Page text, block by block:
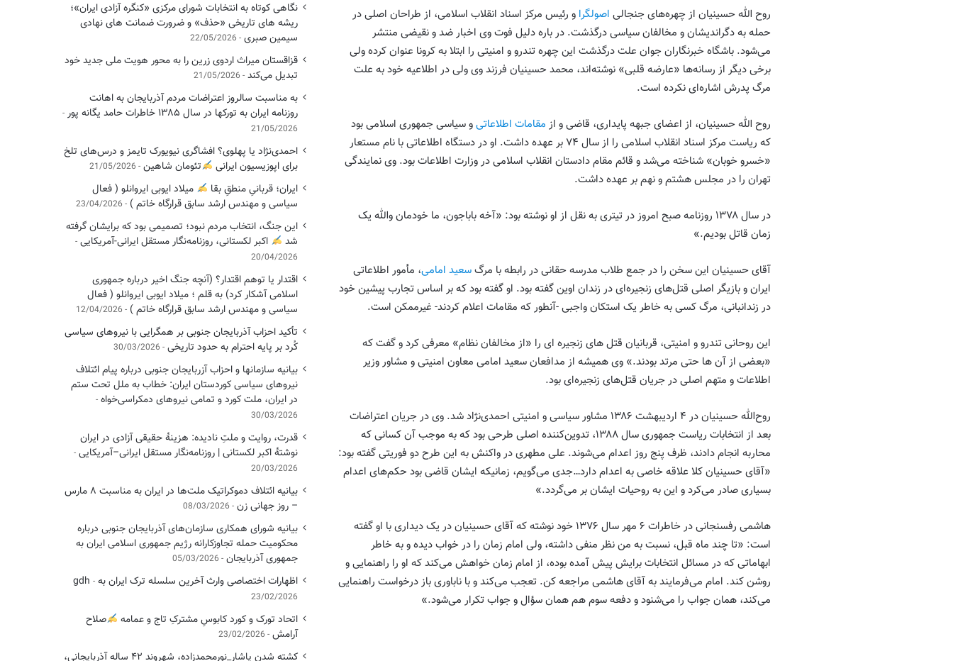
روح الله حسینیان از چهره‌های جنجالی اصولگرا و رئیس مرکز اسناد انقلاب اسلامی، از طراحان اصلی در
حمله به دگراندیشان و مخالفان سیاسی درگذشت. در باره دلیل فوت وی اخبار ضد و نقیضی منتشر
می‌شود. باشگاه خبرنگاران جوان علت درگذشت این چهره تندرو و امنیتی را ابتلا به کرونا عنوان کرده ولی
برخی دیگر از رسانه‌ها «عارضه قلبی» نوشته‌اند، محمد حسینیان فرزند وی ولی در اطلاعیه خود به علت
مرگ پدرش اشاره‌ای نکرده است.
روح الله حسینیان، از اعضای جبهه پایداری، قاضی و از مقامات اطلاعاتیو سیاسی جمهوری اسلامی بود
که ریاست مرکز اسناد انقلاب اسلامی را از سال ۷۴ بر عهده داشت. او در دستگاه اطلاعاتی با نام مستعار
«خسرو خوبان» شناخته می‌شد و قائم مقام دادستان انقلاب اسلامی در وزارت اطلاعات بود. وی نمایندگی
تهران را در مجلس هشتم و نهم بر عهده داشت.
در سال ۱۳۷۸ روزنامه صبح امروز در تیتری به نقل از او نوشته بود: «آخه باباجون، ما خودمان والله یک
زمان قاتل بودیم.»
آقای حسینیان این سخن را در جمع طلاب مدرسه حقانی در رابطه با مرگسعید امامی، مأمور اطلاعاتی
ایران و بازیگر اصلی قتل‌های زنجیره‌ای در زندان اوین گفته بود. او گفته بود که بر اساس تجارب پیشین خود
در زندانبانی، مرگ کسی به خاطر یک استکان واجبی -آنطور که مقامات اعلام کردند- غیرممکن است.
این روحانی تندرو و امنیتی، قربانیان قتل های زنجیره ای را «از مخالفان نظام» معرفی کرد و گفت که
«بعضی از آن ها حتی مرتد بودند.» وی همیشه از مدافعان سعید امامی معاون امنیتی و مشاور وزیر
اطلاعات و متهم اصلی در جریان قتل‌های زنجیره‌ای بود.
روح‌الله حسینیان در ۴ اردیبهشت ۱۳۸۶ مشاور سیاسی و امنیتی احمدی‌نژاد شد. وی در جریان اعتراضات
بعد از انتخابات ریاست جمهوری سال ۱۳۸۸، تدوین‌کننده اصلی طرحی بود که به موجب آن کسانی که
محاربه انجام دادند، ظرف پنج روز اعدام می‌شوند. علی مطهری در واکنش به این طرح دو فوریتی گفته بود:
«آقای حسینیان کلا علاقه خاصی به اعدام دارد…جدی می‌گویم، زمانیکه ایشان قاضی بود حکم‌های اعدام
بسیاری صادر می‌کرد و این به روحیات ایشان بر می‌گردد.»
هاشمی رفسنجانی در خاطرات ۶ مهر سال ۱۳۷۶ خود نوشته که آقای حسینیان در یک دیداری با او گفته
است: «تا چند ماه قبل، نسبت به من نظر منفی داشته، ولی امام زمان را در خواب دیده و به خاطر
ابهاماتی که در مسائل انتخابات برایش پیش آمده بوده، از امام زمان خواهش می‌کند که او را راهنمایی و
روشن کند. امام می‌فرمایند به آقای هاشمی مراجعه کن. تعجب می‌کند و با ناباوری باز درخواست راهنمایی
می‌کند، همان جواب را می‌شنود و دفعه سوم هم همان سؤال و جواب تکرار می‌شود.»
به مناسبت سالروز اعتراضات مردم آذربایجان
نگاهی کوتاه به انتخابات شورای مرکزی «کنگره آزادی ایران»؛
ریشه های تاریخی «حذف» و ضرورت ضمانت های نهادی
سیمین صبری 22/05/2026
قزاقستان میراث اردوی زرین را به محور هویت ملی جدید خود
تبدیل می‌کند 21/05/2026
به مناسبت سالروز اعتراضات مردم آذربایجان به اهانت
روزنامه ایران به تورکها در سال ۱۳۸۵ خاطرات حامد یگانه پور
21/05/2026
احمدی‌نژاد یا پهلوی؟ افشاگری نیویورک تایمز و درس‌های تلخ
برای اپوزیسیون ایرانی
تئومان شاهین 21/05/2026
ایران؛ قربانیِ منطقِ بقا
میلاد ایوبی ایروانلو ( فعال
سیاسی ‌و مهندس ارشد سابق قرارگاه خاتم ) 23/04/2026
این جنگ، انتخاب مردم نبود؛ تصمیمی بود که برایشان گرفته
شد
اکبر لکستانی، روزنامه‌نگار مستقل ایرانی-آمریکایی
20/04/2026
اقتدار یا توهم اقتدار؟ (آنچه جنگ اخیر درباره جمهوری
اسلامی آشکار کرد) به قلم ؛ میلاد ایوبی ایروانلو ( فعال
سیاسی و مهندس ارشد سابق قرارگاه خاتم ) 12/04/2026
تأکید احزاب آذربایجان جنوبی بر همگرایی با نیروهای سیاسی
کُرد بر پایه احترام به حدود تاریخی 30/03/2026
بیانیه سازمانها و احزاب آزربایجان جنوبی درباره پیام ائتلاف
نیروهای سیاسی کوردستان ایران: خطاب به ملل تحت ستم
در ایران، ملت کورد و تمامی نیروهای دمکراسی‌خواه
30/03/2026
قدرت، روایت و ملتِ نادیده: هزینهٔ حقیقی آزادی در ایران
نوشتهٔ اکبر لکستانی | روزنامه‌نگار مستقل ایرانی–آمریکایی
20/03/2026
بیانیه ائتلاف دموکراتیک ملت‌ها در ایران به مناسبت ۸ مارس
– روز جهانی زن 08/03/2026
بیانیه شورای همکاری سازمان‌های آذربایجان جنوبی درباره
محکومیت حمله تجاوزکارانه رژیم جمهوری اسلامی ایران به
جمهوری آذربایجان 05/03/2026
اظهارات اختصاصی وارث آخرین سلسله ترک ایران به gdh
23/02/2026
اتحاد تورک و کورد کابوسِ مشترکِ تاج و عمامه
​صلاح
آرامش 23/02/2026
کشته شدن یاشار_نورمحمدزاده، شهروند ۴۲ ساله آذربایجانی،